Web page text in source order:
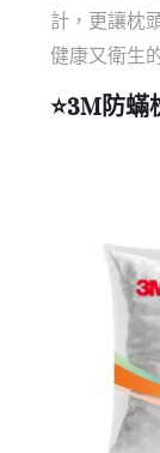
計，更讓枕
健康又衛生
⭐3M防蟎